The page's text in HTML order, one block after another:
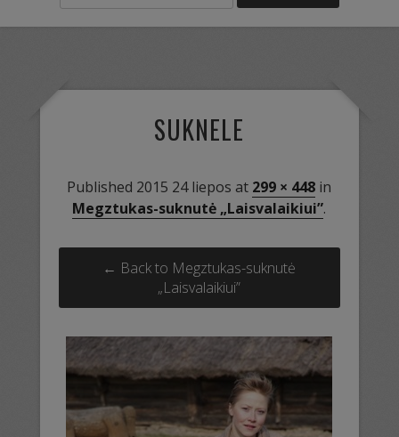
SUKNELE
Published 2015 24 liepos at 299 × 448 in
Megztukas-suknutė „Laisvalaikiui”.
← Back to Megztukas-suknutė
„Laisvalaikiui”